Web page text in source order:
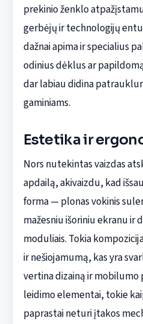
prekinio ženklo
gerbėjų ir technologijų
dažnai apima ir specialius
odinius dėklus ar
dar labiau didina
gaminiams.
Estetika ir
Nors nutekintas vaizdas
apdailą, akivaizdu, kad
forma — plonas vokinis
mažesniu išoriniu ekranu ir
moduliais. Tokia
ir nešiojamumą, kas yra
vertina dizainą ir
leidimo elementai, tokie
paprastai neturi įtakos